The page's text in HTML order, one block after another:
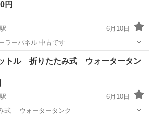
円
6月10日
100v 折りたたみ ソーラーパネル 中古です
原駅 防災、セキュリティ
トル 折りたたみ式 ウォータータン
6月10日
10リットル 折りたたみ式 ウォータータンク